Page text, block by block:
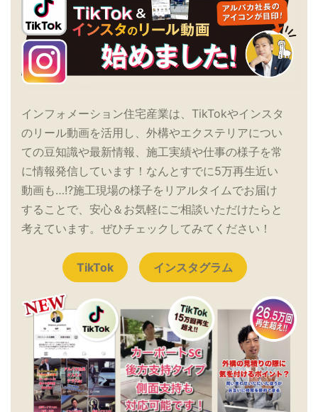
インフォメーション住宅産業は、TikTokやインスタ
のリール動画を活用し、外構やエクステリアについ
ての豆知識や最新情報、施工実績や仕事の様子を常
に情報発信しています！なんとすでに5万再生近い
動画も…!?施工現場の様子をリアルタイムでお届け
することで、安心＆お気軽にご相談いただけたらと
考えています。ぜひチェックしてみてください！
TikTok インスタグラム